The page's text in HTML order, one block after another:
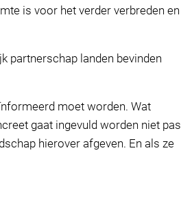
is voor het verder verbreden en
partnerschap landen bevinden
moet worden. Wat
gaat ingevuld worden niet pas
hierover afgeven. En als ze